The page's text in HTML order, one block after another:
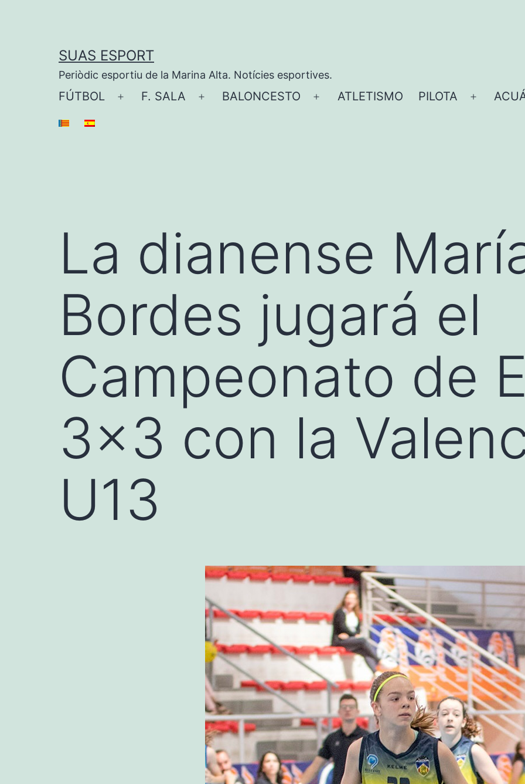
SUAS ESPORT
Periòdic esportiu de la Marina Alta. Notícies esportives.
FÚTBOL
Abrir
F. SALA
Abrir
BALONCESTO
Abrir
ATLETISMO PILOTA
Abrir
La dianense
Bordes jugará el
Campeonato de
3×3 con la
U13